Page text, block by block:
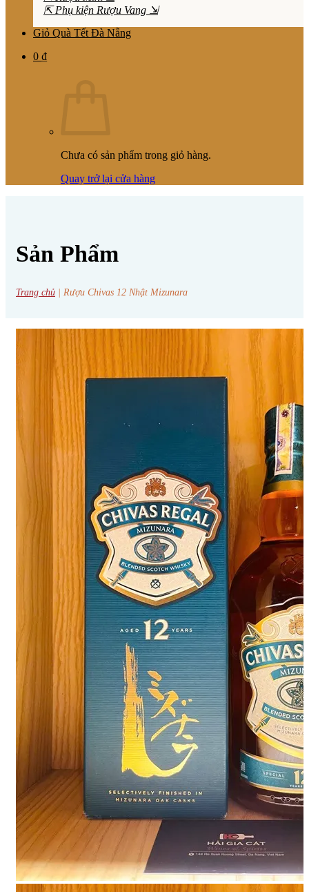
⇱ Phụ kiện Rượu Vang ⇲
Giỏ Quà Tết Đà Nẵng
0 ₫
Chưa có sản phẩm trong giỏ hàng.
Quay trở lại cửa hàng
Sản Phẩm
Trang chủ Rượu Chivas 12 Nhật Mizunara